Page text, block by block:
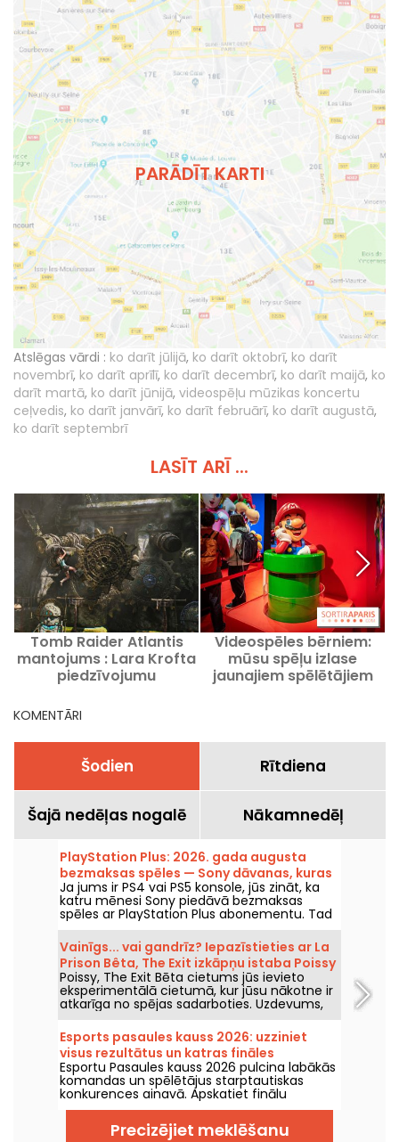
PARĀDĪT KARTI
Atslēgas vārdi : ko darīt jūlijā, ko darīt oktobrī, ko darīt
novembrī, ko darīt aprīlī, ko darīt decembrī, ko darīt maijā, ko
darīt martā, ko darīt jūnijā, videospēļu mūzikas koncertu
ceļvedis, ko darīt janvārī, ko darīt februārī, ko darīt augustā,
ko darīt septembrī
LASĪT ARĪ ...
Tomb Raider Atlantis
mantojums : Lara Krofta
piedzīvojumu
Videospēles bērniem:
mūsu spēļu izlase
jaunajiem spēlētājiem
KOMENTĀRI
Šodien Rītdiena
Šajā nedēļas nogalē Nākamnedēļ
PlayStation Plus: 2026. gada augusta
bezmaksas spēles — Sony dāvanas, kuras
noteikti nevajag palaist garām
Ja jums ir PS4 vai PS5 konsole, jūs zināt, ka
katru mēnesi Sony piedāvā bezmaksas
spēles ar PlayStation Plus abonementu. Tad
kādas ir augusta 2026. gada bezmaksas
spēles? Iepazīstieties ar šī mēneša izlasi.
Vainīgs... vai gandrīz? Iepazīstieties ar La
Prison Bêta, The Exit izkāpņu istaba Poissy
Poissy, The Exit Bēta cietums jūs ievieto
eksperimentālā cietumā, kur jūsu nākotne ir
atkarīga no spējas sadarboties. Uzdevums,
kas pārveido izbēgšanas motīvu ar oriģinālu
sižetu.
Esports pasaules kauss 2026: uzziniet
visus rezultātus un katras fināles
čempionus
Esportu Pasaules kauss 2026 pulcina labākās
komandas un spēlētājus starptautiskas
konkurences ainavā. Apskatiet finālu
rezultātus, punktu skaitu, katra turnīra
uzvarētājus un nākamo spēļu kalendāru.
Precizējiet meklēšanu